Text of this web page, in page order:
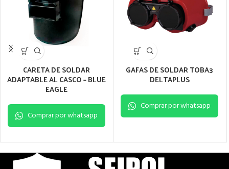
CARETA DE SOLDAR
ADAPTABLE AL CASCO – BLUE
EAGLE
Comprar por whatsapp
GAFAS DE SOLDAR TOBA3
DELTAPLUS
Comprar por whatsapp